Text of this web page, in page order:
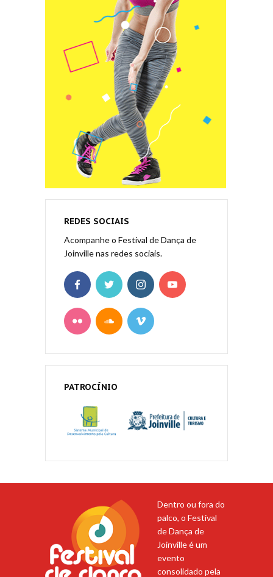
REDES SOCIAIS
Acompanhe o Festival de Dança de
Joinville nas redes sociais.
PATROCÍNIO
Dentro ou fora do
palco, o Festival
de Dança de
Joinville é um
evento
consolidado pela